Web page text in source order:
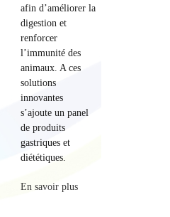
afin d’améliorer la
digestion et
renforcer
l’immunité des
animaux. A ces
solutions
innovantes
s’ajoute un panel
de produits
gastriques et
diététiques.
En savoir plus